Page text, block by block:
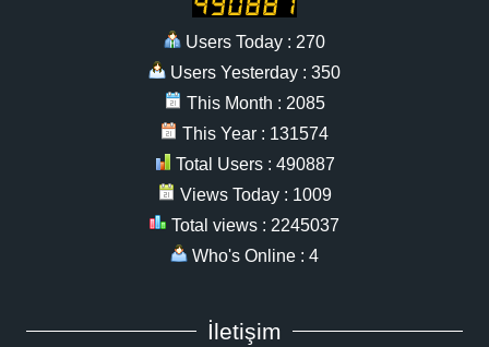
Users Today : 270
Users Yesterday : 350
This Month : 2085
This Year : 131574
Total Users : 490887
Views Today : 1009
Total views : 2245037
Who's Online : 4
İletişim